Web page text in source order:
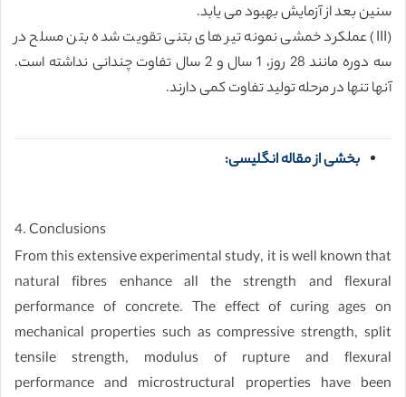
سنین بعد از آزمایش بهبود می یابد.
(III) عملکرد خمشی نمونه تیر های بتنی تقویت شده بتن مسلح در
سه دوره مانند 28 روز، 1 سال و 2 سال تفاوت چندانی نداشته است.
آنها تنها در مرحله تولید تفاوت کمی دارند.
بخشی از مقاله انگلیسی:
4. Conclusions
From this extensive experimental study, it is well known that
natural fibres enhance all the strength and flexural
performance of concrete. The effect of curing ages on
mechanical properties such as compressive strength, split
tensile strength, modulus of rupture and flexural
performance and microstructural properties have been